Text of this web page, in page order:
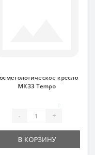
кресло
МК33 Tempo
- +
В КОРЗИНУ